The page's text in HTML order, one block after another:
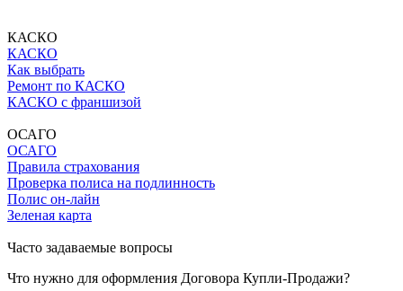
КАСКО
КАСКО
Как выбрать
Ремонт по КАСКО
КАСКО с франшизой
ОСАГО
ОСАГО
Правила страхования
Проверка полиса на подлинность
Полис он-лайн
Зеленая карта
Часто задаваемые вопросы
Что нужно для оформления Договора Купли-Продажи?